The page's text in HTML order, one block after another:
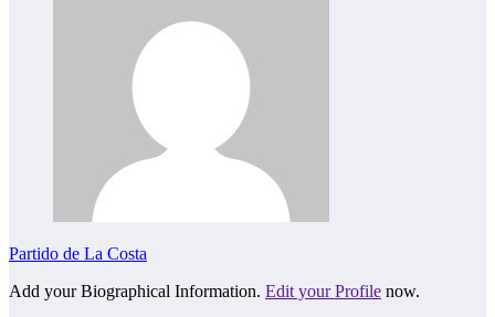
Partido de La Costa
Add your Biographical Information. Edit your Profile now.